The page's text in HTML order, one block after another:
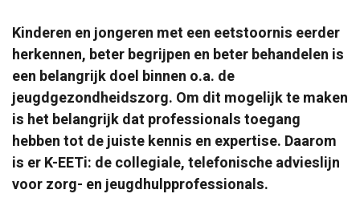
Kinderen en jongeren met een eetstoornis eerder
herkennen, beter begrijpen en beter behandelen is
een belangrijk doel binnen o.a. de
jeugdgezondheidszorg. Om dit mogelijk te maken
is het belangrijk dat professionals toegang
hebben tot de juiste kennis en expertise. Daarom
is er K-EETi: de collegiale, telefonische advieslijn
voor zorg- en jeugdhulpprofessionals.